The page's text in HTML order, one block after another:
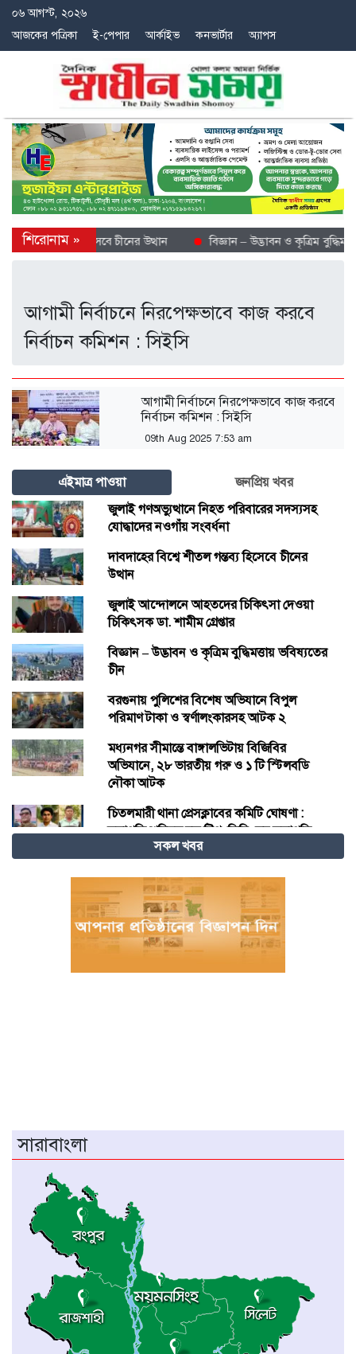
০৬ আগস্ট, ২০২৬
আজকের পত্রিকা
ই-পেপার আর্কাইভ কনভার্টার অ্যাপস
শীতল গন্তব্য হিসেবে চীনের উত্থান বিজ্ঞান – উদ্ভাবন ও কৃত্রিম
আগামী নির্বাচনে নিরপেক্ষভাবে কাজ করবে
নির্বাচন কমিশন : সিইসি
আগামী নির্বাচনে নিরপেক্ষভাবে কাজ করবে
নির্বাচন কমিশন : সিইসি
09th Aug 2025 7:53 am
এইমাত্র পাওয়া
জনপ্রিয় খবর
জুলাই গণঅভ্যুত্থানে নিহত পরিবারের সদস্যসহ
যোদ্ধাদের নওগাঁয় সংবর্ধনা
দাবদাহের বিশ্বে শীতল গন্তব্য হিসেবে চীনের
উত্থান
জুলাই আন্দোলনে আহতদের চিকিৎসা দেওয়া
চিকিৎসক ডা. শামীম গ্রেপ্তার
বিজ্ঞান – উদ্ভাবন ও কৃত্রিম বুদ্ধিমত্তায় ভবিষ্যতের
চীন
বরগুনায় পুলিশের বিশেষ অভিযানে বিপুল
পরিমাণ টাকা ও স্বর্ণালংকারসহ আটক ২
মধ্যনগর সীমান্তে বাঙ্গালভিটায় বিজিবির
অভিযানে, ২৮ ভারতীয় গরু ও ১ টি স্টিলবডি
নৌকা আটক
চিতলমারী থানা প্রেসক্লাবের কমিটি ঘোষণা :
সভাপতি শহিদুল হক টিপু, সিনি: সহ সভাপতি
মো: আজাদ খান, সাধারণ সম্পাদক অরুন কুমার
চীনের হস্তশিল্প এখন ইউনেস্কোর বিশ্ব ঐতিহ্য
মেজর হাফিজ অস্থায়ী রাষ্ট্রপতি নির্বাচিত হওয়ায়
তজুমদ্দিনে আনন্দ মিছিল
অধিভুক্ত কলেজগুলোতে সাইবার সিকিউরিটি ক্লাব
স্বাস্থ্যমন্ত্রী, অনিয়মে ক্ষোভ প্রকাশ
ম্যানিলায় চীন-আসিয়ান পররাষ্ট্রমন্ত্রীদের বৈঠক
‎চট্টগ্রামে প্রথমবারের মতো অনুষ্ঠিত হলো
এনইউএসডিএফ ক্যারিয়ার সম্মেলন ২০২৬
সকল খবর
সারাবাংলা